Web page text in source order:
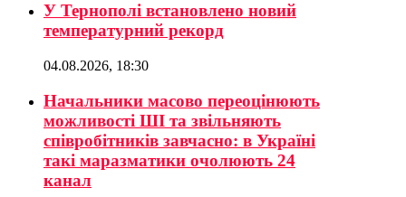
У Тернополі встановлено новий
температурний рекорд
04.08.2026, 18:30
Начальники масово переоцінюють
можливості ШІ та звільняють
співробітників завчасно: в Україні
такі маразматики очолюють 24
канал